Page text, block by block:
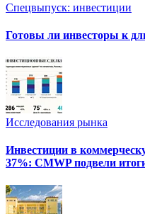
Спецвыпуск: инвестиции
Готовы ли инвесторы к
Исследования рынка
Инвестиции в
37%: CMWP подвели